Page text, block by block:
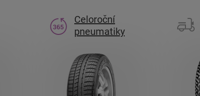
Celoroční
pneumatiky